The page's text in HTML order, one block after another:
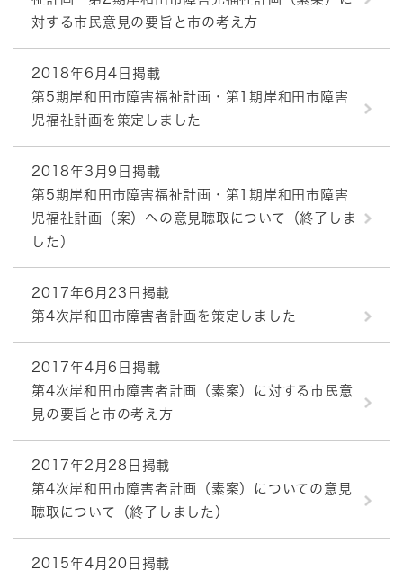
対する市民意見の要旨と市の考え方
2018年6月4日掲載
第5期岸和田市障害福祉計画・第1期岸和田市障害
児福祉計画を策定しました
2018年3月9日掲載
第5期岸和田市障害福祉計画・第1期岸和田市障害
児福祉計画（案）への意見聴取について（終了しま
した）
2017年6月23日掲載
第4次岸和田市障害者計画を策定しました
2017年4月6日掲載
第4次岸和田市障害者計画（素案）に対する市民意
見の要旨と市の考え方
2017年2月28日掲載
第4次岸和田市障害者計画（素案）についての意見
聴取について（終了しました）
2015年4月20日掲載